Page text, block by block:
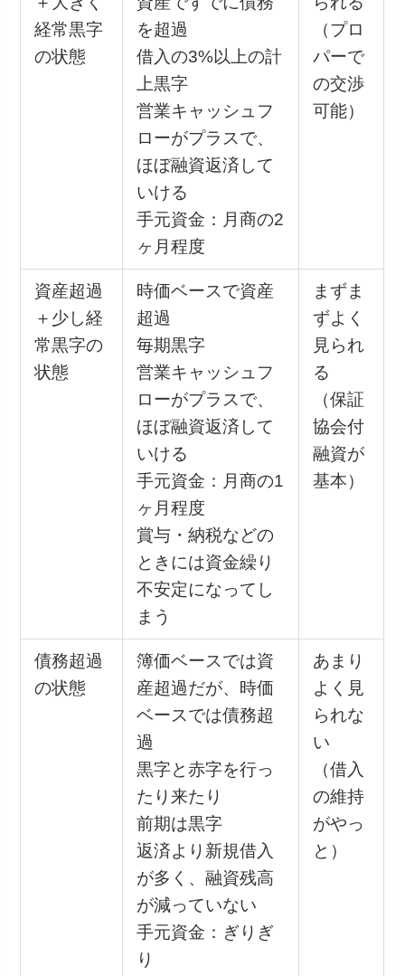
経常黒字
の状態
を超過
借入の3%以上の計
上黒字
営業キャッシュフ
ローがプラスで、
ほぼ融資返済して
いける
手元資金：月商の2
ヶ月程度
（プロ
パーで
の交渉
可能）
資産超過
＋少し経
常黒字の
状態
時価ベースで資産
超過
毎期黒字
営業キャッシュフ
ローがプラスで、
ほぼ融資返済して
いける
手元資金：月商の1
ヶ月程度
賞与・納税などの
ときには資金繰り
不安定になってし
まう
まずま
ずよく
見られ
る
（保証
協会付
融資が
基本）
債務超過
の状態
簿価ベースでは資
産超過だが、時価
ベースでは債務超
過
黒字と赤字を行っ
たり来たり
前期は黒字
返済より新規借入
が多く、融資残高
が減っていない
手元資金：ぎりぎ
り
あまり
よく見
られな
い
（借入
の維持
がやっ
と）